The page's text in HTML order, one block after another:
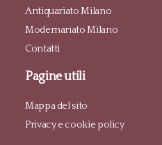
Antiquariato Milano
Modernariato Milano
Contatti
Pagine utili
Mappa del sito
Privacy e cookie policy